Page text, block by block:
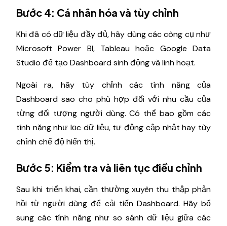
Bước 4: Cá nhân hóa và tùy chỉnh
Khi đã có dữ liệu đầy đủ, hãy dùng các công cụ như
Microsoft Power BI, Tableau hoặc Google Data
Studio để tạo Dashboard sinh động và linh hoạt.
Ngoài ra, hãy tùy chỉnh các tính năng của
Dashboard sao cho phù hợp đối với nhu cầu của
từng đối tượng người dùng. Có thể bao gồm các
tính năng như lọc dữ liệu, tự động cập nhật hay tùy
chỉnh chế độ hiển thị.
Bước 5: Kiểm tra và liên tục điều chỉnh
Sau khi triển khai, cần thường xuyên thu thập phản
hồi từ người dùng để cải tiến Dashboard. Hãy bổ
sung các tính năng như so sánh dữ liệu giữa các